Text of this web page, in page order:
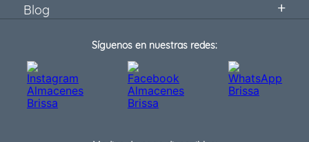
Blog
Síguenos en nuestras redes: